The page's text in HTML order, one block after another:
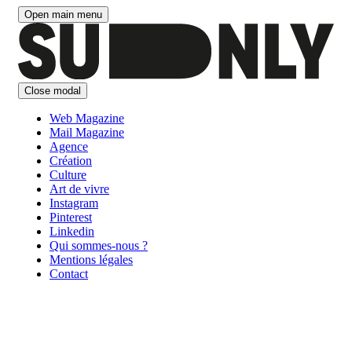
Aller
contenu
Open main menu
Close modal
Web Magazine
Mail Magazine
Agence
Création
Culture
Art de vivre
Instagram
Pinterest
Linkedin
Qui sommes-nous ?
Mentions légales
Contact